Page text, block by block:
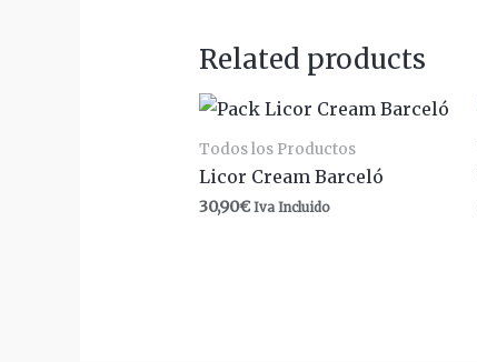
Related products
Todos los Productos
Licor Cream Barceló
30,90€ Iva Incluido